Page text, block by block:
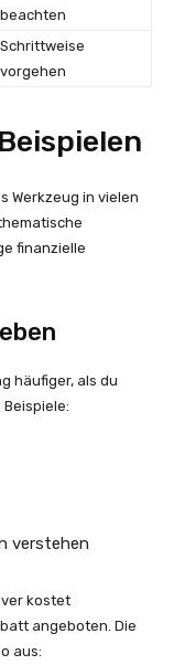
beachten
Schrittweise
vorgehen
Werkzeug in vielen
finanzielle
häufiger, als du
verstehen
kostet
angeboten. Die
aus: